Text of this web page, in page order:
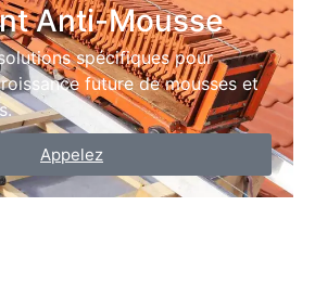
Anti-Mousse
spécifiques pour
future de mousses et
Appelez